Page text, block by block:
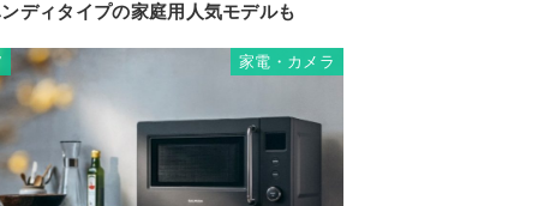
ディタイプの家庭用人気モデルも
家電・カメラ